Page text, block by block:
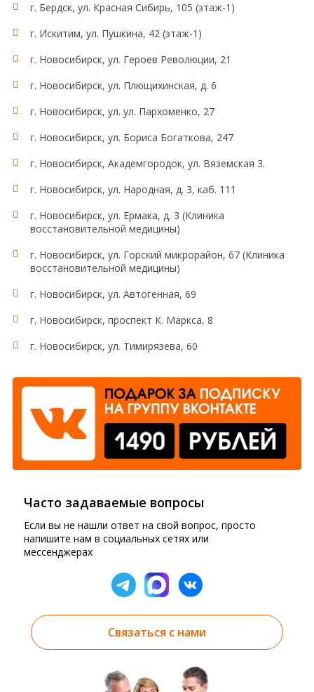
г. Бердск, ул. Красная Сибирь, 105 (этаж-1)
г. Искитим, ул. Пушкина, 42 (этаж-1)
г. Новосибирск, ул. Героев Революции, 21
г. Новосибирск, ул. Плющихинская, д. 6
г. Новосибирск, ул. ул. Пархоменко, 27
г. Новосибирск, ул. Бориса Богаткова, 247
г. Новосибирск, Академгородок, ул. Вяземская 3.
г. Новосибирск, ул. Народная, д. 3, каб. 111
г. Новосибирск, ул. Ермака, д. 3 (Клиника
восстановительной медицины)
г. Новосибирск, ул. Горский микрорайон, 67 (Клиника
восстановительной медицины)
г. Новосибирск, ул. Автогенная, 69
г. Новосибирск, проспект К. Маркса, 8
г. Новосибирск, ул. Тимирязева, 60
Часто задаваемые вопросы
Если вы не нашли ответ на свой вопрос, просто
напишите нам в социальных сетях или
мессенджерах
Связаться с нами